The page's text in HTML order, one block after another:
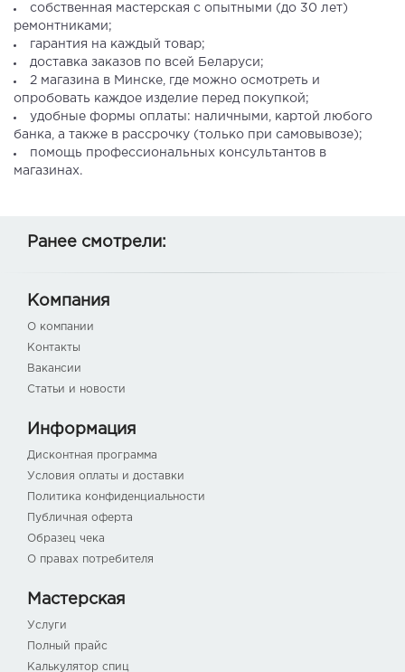
собственная мастерская с опытными (до 30 лет)
ремонтниками;
гарантия на каждый товар;
доставка заказов по всей Беларуси;
2 магазина в Минске, где можно осмотреть и
опробовать каждое изделие перед покупкой;
удобные формы оплаты: наличными, картой любого
банка, а также в рассрочку (только при самовывозе);
помощь профессиональных консультантов в
магазинах.
Ранее смотрели:
Компания
О компании
Контакты
Вакансии
Статьи и новости
Информация
Дисконтная программа
Условия оплаты и доставки
Политика конфиденциальности
Публичная оферта
Образец чека
О правах потребителя
Мастерская
Услуги
Полный прайс
Калькулятор спиц